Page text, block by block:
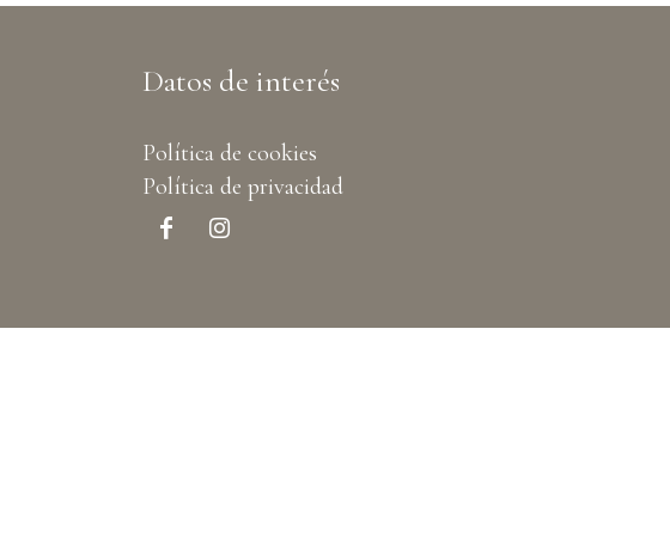
Datos de interés
Política de cookies
Política de privacidad